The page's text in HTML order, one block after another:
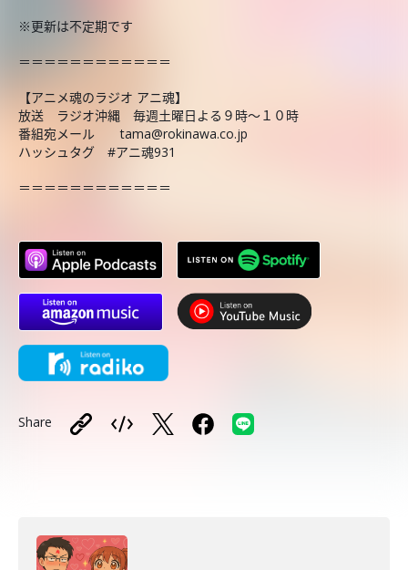
※更新は不定期です
＝＝＝＝＝＝＝＝＝＝＝＝
【アニメ魂のラジオ アニ魂】
放送 ラジオ沖縄 毎週土曜日よる９時～１０時
番組宛メール tama@rokinawa.co.jp
ハッシュタグ #アニ魂931
＝＝＝＝＝＝＝＝＝＝＝＝
Share